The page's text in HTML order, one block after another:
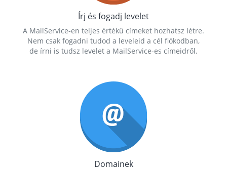
Írj és fogadj levelet
A MailService-en teljes értékű címeket hozhatsz létre.
Nem csak fogadni tudod a leveleid a cél fiókodban,
de írni is tudsz levelet a MailService-es címeidről.
Domainek